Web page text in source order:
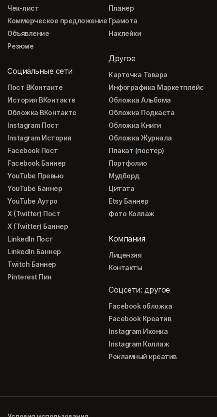
Чек-лист
Коммерческое предложение
Объявление
Резюме
Социальные сети
Пост ВКонтакте
История ВКонтакте
Обложка ВКонтакте
Instagram Пост
Instagram История
Facebook Пост
Facebook Баннер
YouTube Превью
YouTube Баннер
YouTube Аутро
X (Twitter) Пост
X (Twitter) Баннер
LinkedIn Пост
LinkedIn Баннер
Twitch Баннер
Pinterest Пин
Планер
Грамота
Наклейки
Другое
Карточка Товара
Инфографика Маркетплейс
Обложка Альбома
Обложка Подкаста
Обложка Книги
Обложка Журнала
Плакат (постер)
Портфолио
Мудборд
Цитата
Etsy Баннер
Фото Коллаж
Компания
Лицензия
Контакты
Соцсети: другое
Facebook обложка
Facebook Креатив
Instagram Иконка
Instagram Коллаж
Рекламный креатив